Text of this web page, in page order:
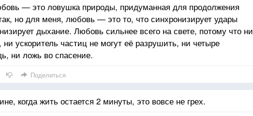
— это ловушка природы, придуманная для продолжения
но для меня, любовь — это то, что синхронизирует удары
дыхание. Любовь сильнее всего на свете, потому что ни
ускоритель частиц не могут её разрушить, ни четыре
ни ложь во спасение.
Поделиться
когда жить остается 2 минуты, это вовсе не грех.